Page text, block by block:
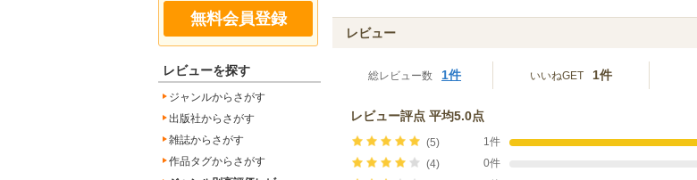
無料会員登録
レビューを探す
ジャンルからさがす
出版社からさがす
雑誌からさがす
作品タグからさがす
レビュー
総レビュー数 1件 いいねGET 1件
レビュー評点 平均5.0点
(5)
1件
(4)
0件